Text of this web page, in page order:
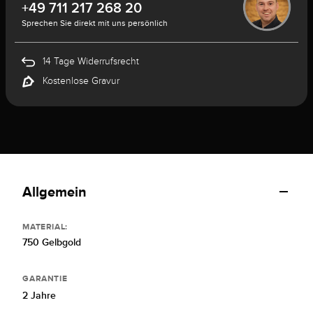
+49 711 217 268 20
Sprechen Sie direkt mit uns persönlich
14 Tage Widerrufsrecht
Kostenlose Gravur
Allgemein
MATERIAL:
750 Gelbgold
GARANTIE
2 Jahre